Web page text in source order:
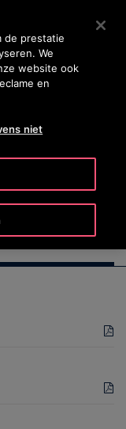
te gaan
ZOEKEN
de prestatie
We
website ook
en
niet